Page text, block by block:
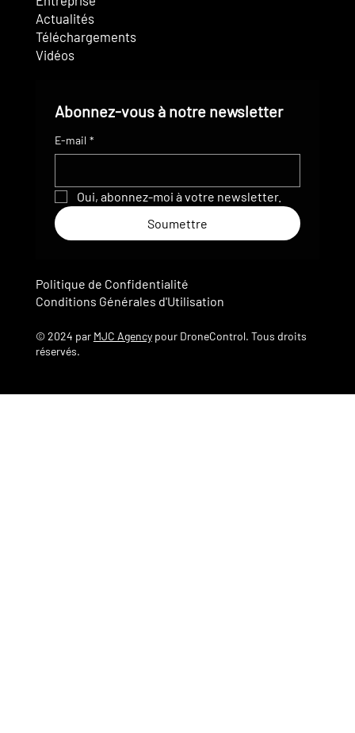
Actualités
Téléchargements
Vidéos
Abonnez-vous à notre newsletter
E-mail *
Oui, abonnez-moi à votre newsletter.
Soumettre
© 2024 par MJC Agencypour DroneControl. Tous droits
réservés.
Conditions Générales d'Utilisation
Politique de Confidentialité